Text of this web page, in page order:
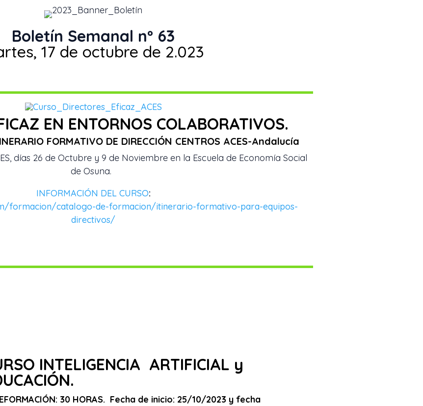
Boletín Semanal nº 63
17 de octubre de 2.023
EN ENTORNOS COLABORATIVOS.
FORMATIVO DE DIRECCIÓN CENTROS ACES-Andalucía
días 26 de Octubre y 9 de Noviembre en la Escuela de Economía Social
de Osuna.
INFORMACIÓN DEL CURSO:
formacion/catalogo-de-formacion/itinerario-formativo-para-equipos-
directivos/
INTELIGENCIA ARTIFICIAL y
30 HORAS. Fecha de inicio: 25/10/2023 y fecha